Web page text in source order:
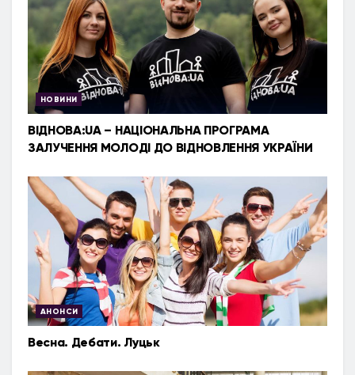
НОВИНИ
ВІДНОВА:UA – НАЦІОНАЛЬНА ПРОГРАМА
ЗАЛУЧЕННЯ МОЛОДІ ДО ВІДНОВЛЕННЯ УКРАЇНИ
АНОНСИ
Весна. Дебати. Луцьк